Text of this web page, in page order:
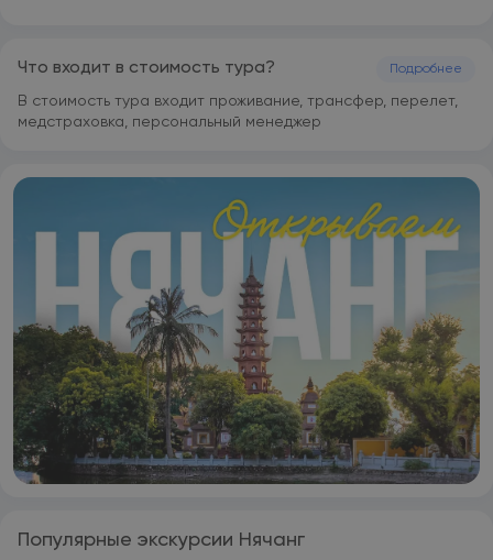
Что входит в стоимость тура? Подробнее
В стоимость тура входит проживание, трансфер, перелет,
медстраховка, персональный менеджер
Популярные экскурсии Нячанг